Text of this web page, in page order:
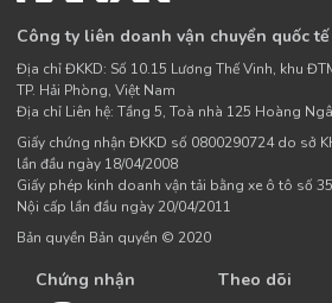
Công ty liên doanh vận chuyển quốc
Địa chỉ ĐKKD: Số 10.15 Lương Thế Vinh, khu
TP. Hải Phòng, Việt Nam
Địa chỉ Liên hệ: Tầng 5, Toà nhà 125 Hoàng
Giấy chứng nhận ĐKKD số 0800290724 do sở
lần đầu ngày 18/04/2008
Giấy phép kinh doanh vận tải bằng xe ô tô số
Nội cấp lần đầu ngày 20/04/2011
Bản quyền Bản quyền © 2020
Chứng nhận Theo dõi